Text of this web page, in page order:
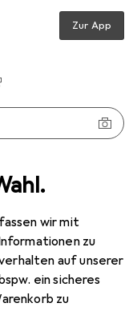
wir mit
zu
auf unserer
ein sicheres
zu
Zur App